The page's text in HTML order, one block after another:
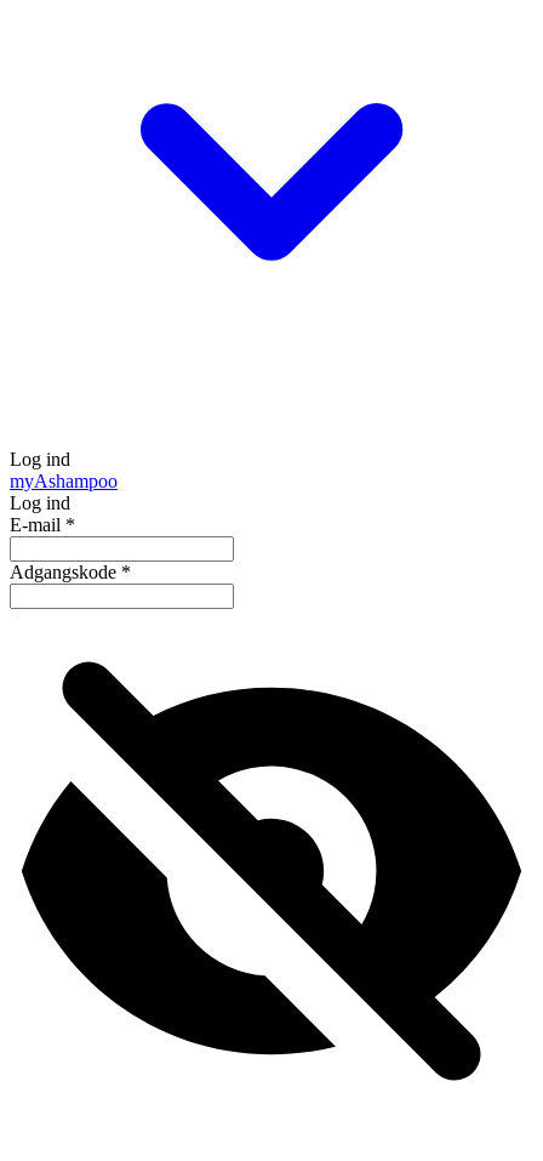
Log ind
myAshampoo
Log ind
E-mail *
Adgangskode *